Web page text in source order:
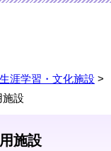
生涯学習・文化施設 >
施設
施設